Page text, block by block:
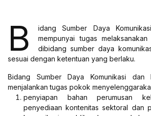
B
idang Sumber Daya
mempunyai tugas
dibidang sumber daya
sesuai dengan ketentuan yang berlaku.
Bidang Sumber Daya Komunikasi dan
menjalankan tugas pokok
penyiapan bahan perumusan
penyediaan kontenitas sektoral dan